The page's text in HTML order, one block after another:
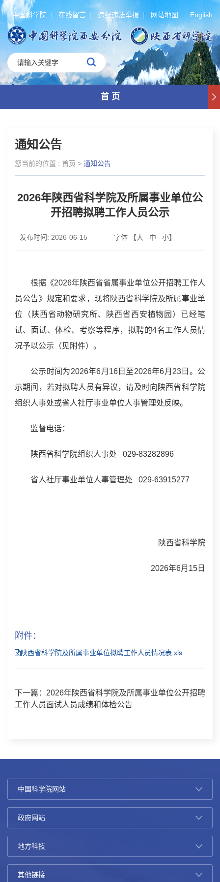
中国科学院 在线留言 违纪违法举报 网站地图 English
首 页
通知公告
您当前的位置 : 首页 > 通知公告
2026年陕西省科学院及所属事业单位公
开招聘拟聘工作人员公示
发布时间: 2026-06-15 字体 【大 中 小】
根据《2026年陕西省省属事业单位公开招聘工作人
员公告》规定和要求，现将陕西省科学院及所属事业单
位（陕西省动物研究所、陕西省西安植物园）已经笔
试、面试、体检、考察等程序，拟聘的4名工作人员情
况予以公示（见附件）。
公示时间为2026年6月16日至2026年6月23日。公
示期间，若对拟聘人员有异议，请及时向陕西省科学院
组织人事处或省人社厅事业单位人事管理处反映。
监督电话：
陕西省科学院组织人事处 029-83282896
省人社厅事业单位人事管理处 029-63915277
陕西省科学院
2026年6月15日
附件：
陕西省科学院及所属事业单位拟聘工作人员情况表.xls
下一篇：2026年陕西省科学院及所属事业单位公开招聘
工作人员面试人员成绩和体检公告